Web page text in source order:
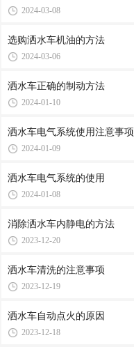
2024-03-08
选购洒水车机油的方法
2024-03-06
洒水车正确的制动方法
2024-01-10
洒水车电气系统使用注意事项
2024-01-09
洒水车电气系统的使用
2024-01-08
消除洒水车内静电的方法
2023-12-20
洒水车清洗的注意事项
2023-12-19
洒水车自动点火的原因
2023-12-18